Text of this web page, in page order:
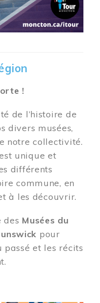
!
de l’histoire de
divers musées,
notre collectivité.
unique et
différents
commune, en
à les découvrir.
des Musées du
pour
et les récits